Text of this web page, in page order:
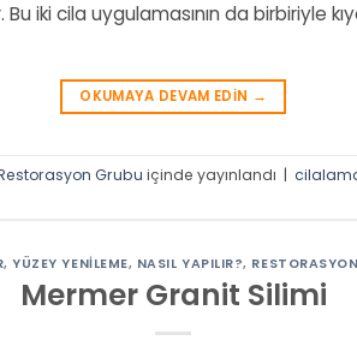
Bu iki cila uygulamasının da birbiriyle
OKUMAYA DEVAM EDIN →
Grubu içinde yayınlandı |
,YÜZEY YENILEME, NASIL YAPILIR?,
Mermer Granit Silimi